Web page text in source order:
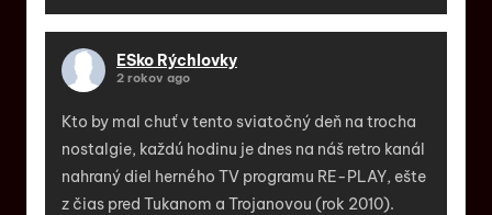
ESko Rýchlovky
2 rokov ago
Kto by mal chuť v tento sviatočný deň na trocha
nostalgie, každú hodinu je dnes na náš retro kanál
nahraný diel herného TV programu RE-PLAY, ešte
z čias pred Tukanom a Trojanovou (rok 2010).